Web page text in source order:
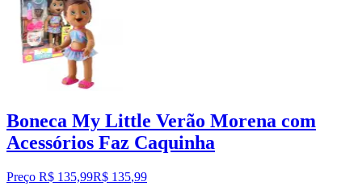
Boneca My Little Verão Morena com
Acessórios Faz Caquinha
Preço R$ 135,99R$ 135,99